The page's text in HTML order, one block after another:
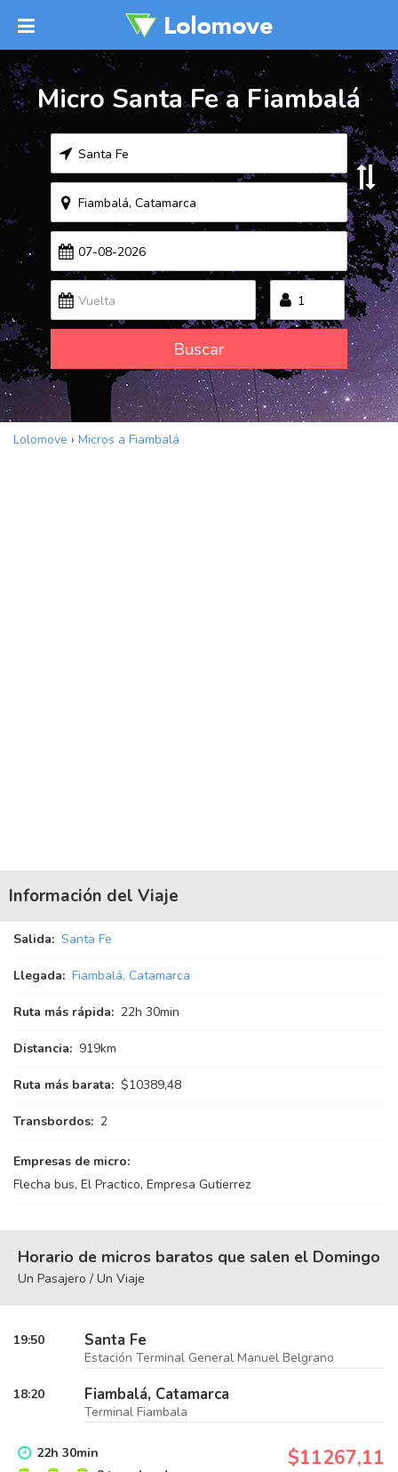
Micro Santa Fe a Fiambalá
Buscar
Lolomove › Micros a Fiambalá
Información del Viaje
Salida: Santa Fe
Llegada: Fiambalá, Catamarca
Ruta más rápida: 22h 30min
Distancia: 919km
Ruta más barata: $10389,48
Transbordos: 2
Empresas de micro:
Flecha bus, El Practico, Empresa Gutierrez
Horario de micros baratos que salen el Domingo
Un Pasajero / Un Viaje
19:50 Santa Fe
Estación Terminal General Manuel Belgrano
18:20 Fiambalá, Catamarca
Terminal Fiambala
22h 30min
$11267,11